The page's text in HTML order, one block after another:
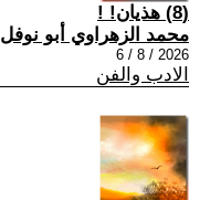
(8) هذيان! !
محمد الزهراوي أبو نوفل
2026 / 8 / 6
الادب والفن